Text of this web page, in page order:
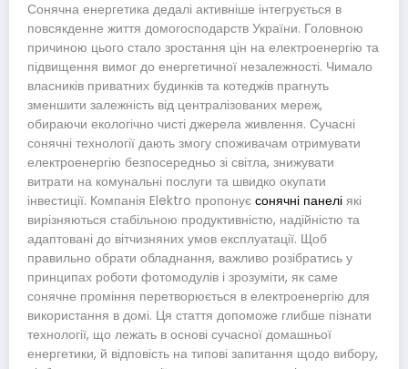
Сонячна енергетика дедалі активніше інтегрується в
повсякденне життя домогосподарств України. Головною
причиною цього стало зростання цін на електроенергію та
підвищення вимог до енергетичної незалежності. Чимало
власників приватних будинків та котеджів прагнуть
зменшити залежність від централізованих мереж,
обираючи екологічно чисті джерела живлення. Сучасні
сонячні технології дають змогу споживачам отримувати
електроенергію безпосередньо зі світла, знижувати
витрати на комунальні послуги та швидко окупати
інвестиції. Компанія Elektro пропонує сонячні панелі які
вирізняються стабільною продуктивністю, надійністю та
адаптовані до вітчизняних умов експлуатації. Щоб
правильно обрати обладнання, важливо розібратись у
принципах роботи фотомодулів і зрозуміти, як саме
сонячне проміння перетворюється в електроенергію для
використання в домі. Ця стаття допоможе глибше пізнати
технології, що лежать в основі сучасної домашньої
енергетики, й відповість на типові запитання щодо вибору,